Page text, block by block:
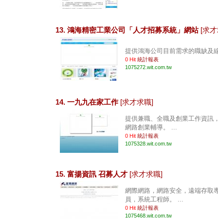
13. 鴻海精密工業公司「人才招募系統」網站 [求
提供鴻海公司目前需求的職缺及
0 Hit 統計報表
1075272.wit.com.tw
14. 一九九在家工作 [求才求職]
提供兼職、全職及創業工作資訊
網路創業輔導。 ...
0 Hit 統計報表
1075328.wit.com.tw
15. 富揚資訊 召募人才 [求才求職]
網際網路，網路安全，遠端存取
員，系統工程師。 ...
0 Hit 統計報表
1075468.wit.com.tw